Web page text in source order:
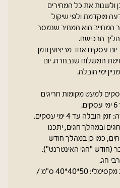
את כל המחירים
מוקדמת ולפי שיקול
המחייב הוא המחיר שנמסר
הרכישה.
עסקים אחד מביצוען וזמן
המשלוח שנבחרה. יום
ימי הובלה.
עד 4 ימי עסקים למעט מקומות חריגים
עד 4 ימי עסקים.
ובמהלך חגים, יתכנו
כמו כן במהלך חודש
(חודש "חגי האינטרנט").
חג.
גודל משלוח עד הבית מקסימלי: 50*40*40 ס"מ /